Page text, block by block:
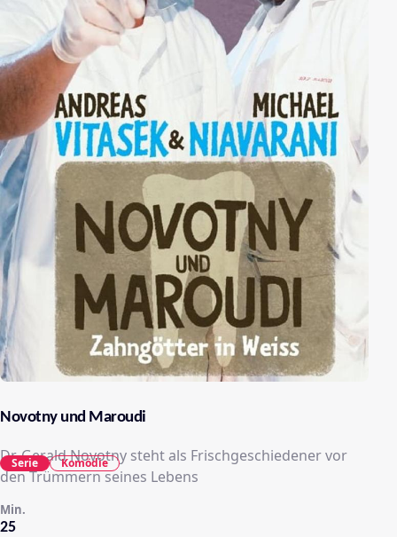
Novotny und Maroudi
Dr. Gerald Novotny steht als Frischgeschiedener vor
den Trümmern seines Lebens
25
Min.
Serie Komödie